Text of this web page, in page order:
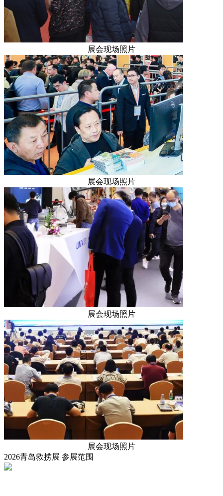
展会现场照片
展会现场照片
展会现场照片
展会现场照片
2026青岛救捞展 参展范围